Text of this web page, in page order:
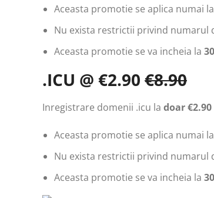
Aceasta promotie se aplica numai
Nu exista restrictii privind numarul
Aceasta promotie se va incheia la
.ICU @ €2.90 €8.90
Inregistrare domenii .icu la doar €2.90
Aceasta promotie se aplica numai
Nu exista restrictii privind numarul
Aceasta promotie se va incheia la